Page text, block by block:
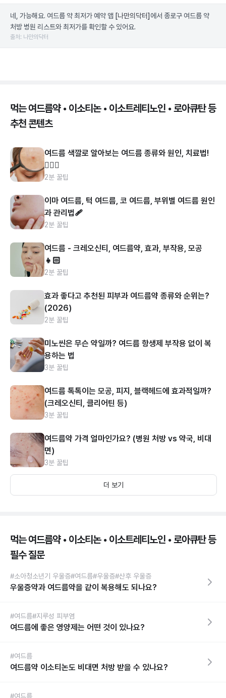
네, 가능해요. 여드름 약 최저가 예약 앱 [나만의닥터] 에서 종로구 여드름 약
처방 병원 리스트와 최저가를 확인할 수 있어요.
출처: 나만의닥터
먹는 여드름약 • 이소티논 • 이소트레티노인 • 로아큐탄 등
추천 콘텐츠
여드름 색깔로 알아보는 여드름 종류와 원인, 치료법!
👩🏻‍⚕️
2분 꿀팁
이마 여드름, 턱 여드름, 코 여드름, 부위별 여드름 원인
과 관리법🩹
2분 꿀팁
여드름 - 크레오신티, 여드름약, 효과, 부작용, 모공
👧🏻
2분 꿀팁
효과 좋다고 추천된 피부과 여드름약 종류와 순위는?
(2026)
2분 꿀팁
미노씬은 무슨 약일까? 여드름 항생제 부작용 없이 복
용하는 법
3분 꿀팁
여드름 톡톡이는 모공, 피지, 블랙헤드에 효과적일까?
(크레오신티, 클리어틴 등)
3분 꿀팁
여드름약 가격 얼마인가요? (병원 처방 vs 약국, 비대
면)
3분 꿀팁
더 보기
먹는 여드름약 • 이소티논 • 이소트레티노인 • 로아큐탄 등
필수 질문
#소아청소년기 우울증#여드름#우울증#산후 우울증
우울증약과 여드름약을 같이 복용해도 되나요?
#여드름#지루성 피부염
여드름에 좋은 영양제는 어떤 것이 있나요?
#여드름
여드름약 이소티논도 비대면 처방 받을 수 있나요?
#여드름